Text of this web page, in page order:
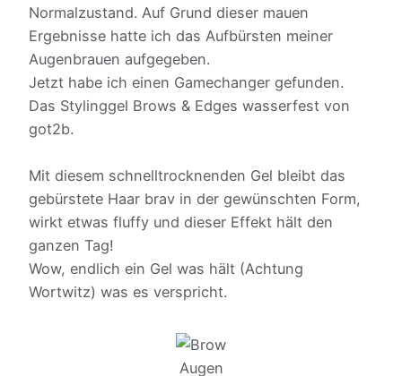
Normalzustand. Auf Grund dieser mauen
Ergebnisse hatte ich das Aufbürsten meiner
Augenbrauen aufgegeben.
Jetzt habe ich einen Gamechanger gefunden.
Das Stylinggel Brows & Edges wasserfest von
got2b.
Mit diesem schnelltrocknenden Gel bleibt das
gebürstete Haar brav in der gewünschten Form,
wirkt etwas fluffy und dieser Effekt hält den
ganzen Tag!
Wow, endlich ein Gel was hält (Achtung
Wortwitz) was es verspricht.
Augen